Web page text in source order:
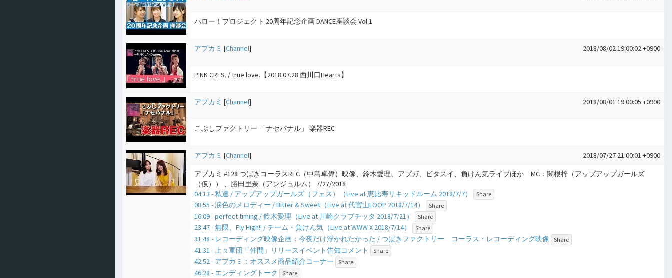
ハロー！プロジェクト 20周年記念企画 DANCE座談会 Vol.1
アプカミ [Channel] 2018/08/02 19:00:02 +0900
PINK CRES. / true love.【2018.07.28 西川口Hearts】
アプカミ [Channel] 2018/08/01 19:00:05 +0900
こぶしファクトリー 「ナセバナル」 楽器REC
アプカミ [Channel] 2018/07/27 21:00:01 +0900
アプカミ #128 つばきコーラスREC（中島卓偉）映像、鈴木愛理、アプガ、ビタスイ、負けん気ライブほか MC：関根梓（アップアップガールズ
（仮）） 、勝田里奈（アンジュルム） 7/27/2018
04:13 - 私達 / アップアップガールズ（フェス）（Live at 恵比寿リキッドルーム 2018/7/7）
Share
08:55 - 涙色のメロディー / Bitter & Sweet（Live at 代官山LOOP 2018/7/14） Share
16:09 - perfect timing / 鈴木愛理（Live at 川崎クラブチッタ 2018/7/21） Share
23:47 - 無限、Fly High!! / チーム・負けん気（Live at WWW X 2018/7/14） Share
31:48 - レコーディング映像企画：今夜だけ浮かれたかった / つばきファクトリー コーラス・レコーディング映像 Share
41:31 - 上々軍団「仲間」リリースイベント告知コメント Share
42:52 - アプカミ：オススメ商品紹介コーナー Share
46:28 - エンディングトーク Share